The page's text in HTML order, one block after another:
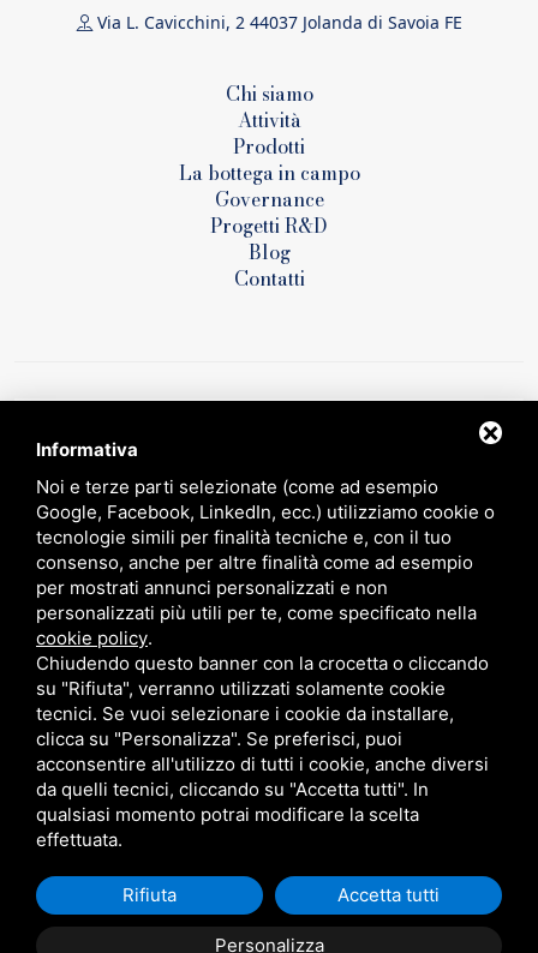
Via L. Cavicchini, 2 44037 Jolanda di Savoia FE
Chi siamo
Attività
Prodotti
La bottega in campo
Governance
Progetti R&D
Blog
Contatti
Circular farming - Sviluppo di un sistema innovativo di gestione
sostenibile e certificazione degli input produttivi “ domanda n° 5150328 ai
sensi del PSR 2014-2020 – Regione Emilia – Romagna, Operazione 16.1.01
- bando 2019 - FOCUS AREA 4B
https://impresaverde.emiliaromagna.it/goi/
P. IVA 02079750382 / PRIVACY /RESPONSABILE DEL TRATTAMENTO
SITEMAP
QUESTO SITO È PROTETTO DA GOOGLE RECAPTCHA V3,PRIVACY POLICY
ETERMS OF SERVICEDI GOOGLE.
Informativa
Noi e terze parti selezionate (come ad esempio
Google, Facebook, LinkedIn, ecc.) utilizziamo cookie o
tecnologie simili per finalità tecniche e, con il tuo
consenso, anche per altre finalità come ad esempio
per mostrati annunci personalizzati e non
personalizzati più utili per te, come specificato nella
cookie policy.
Chiudendo questo banner con la crocetta o cliccando
su "Rifiuta", verranno utilizzati solamente cookie
tecnici. Se vuoi selezionare i cookie da installare,
clicca su "Personalizza". Se preferisci, puoi
acconsentire all'utilizzo di tutti i cookie, anche diversi
da quelli tecnici, cliccando su "Accetta tutti". In
qualsiasi momento potrai modificare la scelta
effettuata.
Personalizza
Rifiuta Accetta tutti